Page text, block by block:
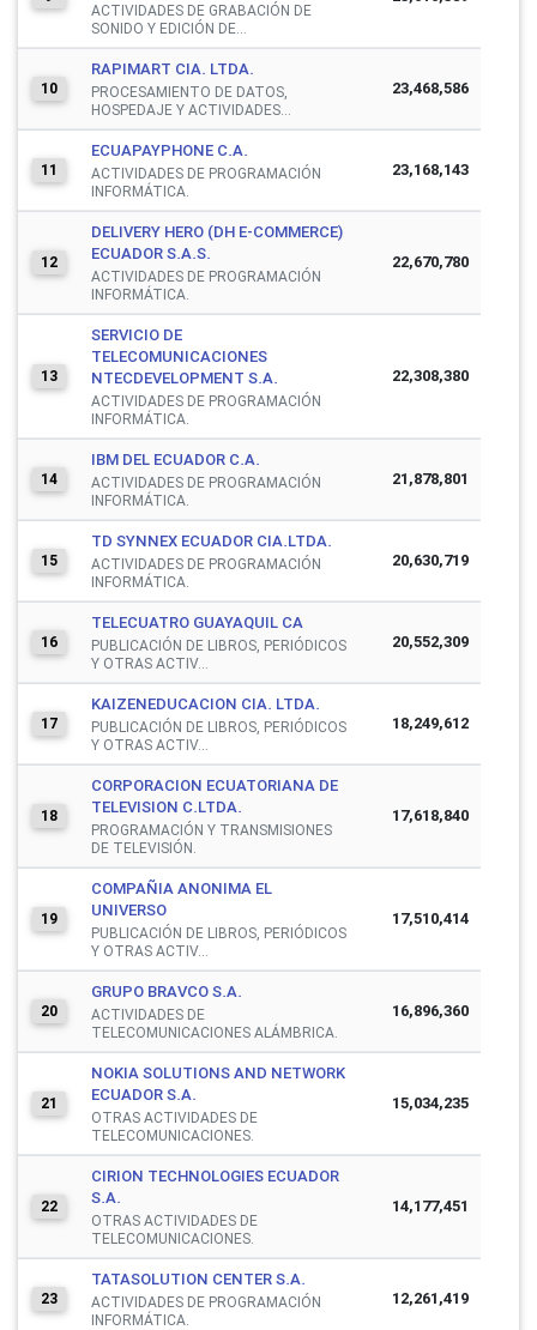
ACTIVIDADES DE GRABACIÓN DE
SONIDO Y EDICIÓN DE...
10
RAPIMART CIA. LTDA.
PROCESAMIENTO DE DATOS,
HOSPEDAJE Y ACTIVIDADES...
23,468,586
11
ECUAPAYPHONE C.A.
ACTIVIDADES DE PROGRAMACIÓN
INFORMÁTICA.
23,168,143
12
DELIVERY HERO (DH E-COMMERCE)
ECUADOR S.A.S.
ACTIVIDADES DE PROGRAMACIÓN
INFORMÁTICA.
22,670,780
13
SERVICIO DE
TELECOMUNICACIONES
NTECDEVELOPMENT S.A.
ACTIVIDADES DE PROGRAMACIÓN
INFORMÁTICA.
22,308,380
14
IBM DEL ECUADOR C.A.
ACTIVIDADES DE PROGRAMACIÓN
INFORMÁTICA.
21,878,801
15
TD SYNNEX ECUADOR CIA.LTDA.
ACTIVIDADES DE PROGRAMACIÓN
INFORMÁTICA.
20,630,719
16
TELECUATRO GUAYAQUIL CA
PUBLICACIÓN DE LIBROS, PERIÓDICOS
Y OTRAS ACTIV...
20,552,309
17
KAIZENEDUCACION CIA. LTDA.
PUBLICACIÓN DE LIBROS, PERIÓDICOS
Y OTRAS ACTIV...
18,249,612
18
CORPORACION ECUATORIANA DE
TELEVISION C.LTDA.
PROGRAMACIÓN Y TRANSMISIONES
DE TELEVISIÓN.
17,618,840
19
COMPAÑIA ANONIMA EL
UNIVERSO
PUBLICACIÓN DE LIBROS, PERIÓDICOS
Y OTRAS ACTIV...
17,510,414
20
GRUPO BRAVCO S.A.
ACTIVIDADES DE
TELECOMUNICACIONES ALÁMBRICA.
16,896,360
21
NOKIA SOLUTIONS AND NETWORK
ECUADOR S.A.
OTRAS ACTIVIDADES DE
TELECOMUNICACIONES.
15,034,235
22
CIRION TECHNOLOGIES ECUADOR
S.A.
OTRAS ACTIVIDADES DE
TELECOMUNICACIONES.
14,177,451
23
TATASOLUTION CENTER S.A.
ACTIVIDADES DE PROGRAMACIÓN
INFORMÁTICA.
12,261,419